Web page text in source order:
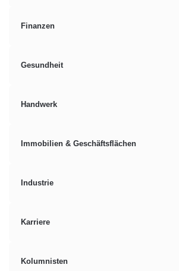
Finanzen
Gesundheit
Handwerk
Immobilien & Geschäftsflächen
Industrie
Karriere
Kolumnisten